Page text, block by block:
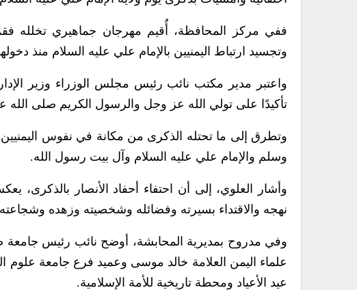
ففي مركز المحافظة، أٌقيم مهرجان جماهيري تخلله
وتجسيد ارتباط اليمنيين بالإمام علي عليه السلام منذ
واعتبر مدير مكتب نائب رئيس مجلس الوزراء وزير الإدارة
تأكيدًا على تولي الله عز وجل والرسول الكريم صلى الله
وتطرق إلى ما تحتله الذكرى من مكانة في نفوس اليمنيين
وسلم والإمام علي عليه السلام وآل بيت رسول الله.
وأشار العلوي، إلى أن احتفاء أحفاد الأنصار
نهجه والاقتداء بسيرته وفضائله وشخصيته وزهده
وفي مدروح بمديرية المحابشة، أوضح نائب رئيس جامعة
علماء اليمن العلامة خالد موسى وعميد فرع جامعة علوم
عيد الأعياد ومحطة تاريخية للأمة الإسلامية.